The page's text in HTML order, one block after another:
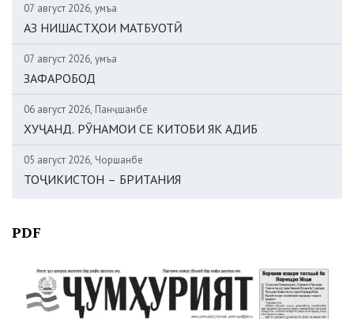
07 август 2026, Ҷумъа
АЗ НИШАСТҲОИ МАТБУОТӢ
07 август 2026, Ҷумъа
ЗАФАРОБОД
06 август 2026, Панҷшанбе
ХУҶАНД. РӮНАМОИ СЕ КИТОБИ ЯК АДИБ
05 август 2026, Чоршанбе
ТОҶИКИСТОН – БРИТАНИЯ
PDF